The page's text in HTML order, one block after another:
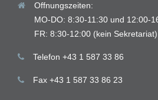
Offnungszeiten:
MO-DO: 8:30-11:30 und 12:00-
FR: 8:30-12:00 (kein Sekretariat)
Telefon +43 1 587 33 86
Fax +43 1 587 33 86 23